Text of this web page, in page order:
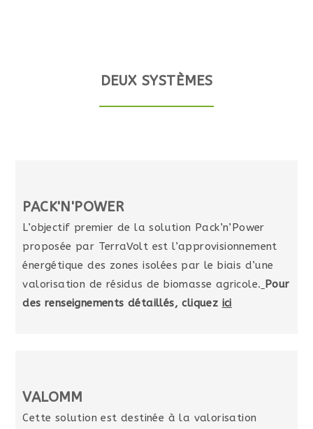
DEUX SYSTÈMES
PACK'N'POWER
L’objectif premier de la solution Pack’n’Power
proposée par TerraVolt est l’approvisionnement
énergétique des zones isolées par le biais d’une
valorisation de résidus de biomasse agricole. Pour
des renseignements détaillés, cliquez ici
VALOMM
Cette solution est destinée à la valorisation